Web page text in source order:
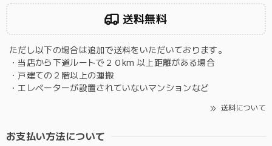
送料無料
ただし以下の場合は追加で送料をいただいております。
・当店から下道ルートで２０km 以上距離がある場合
・戸建ての２階以上の運搬
・エレベーターが設置されていないマンションなど
送料について
お支払い方法について